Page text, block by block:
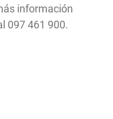
información
097 461 900.